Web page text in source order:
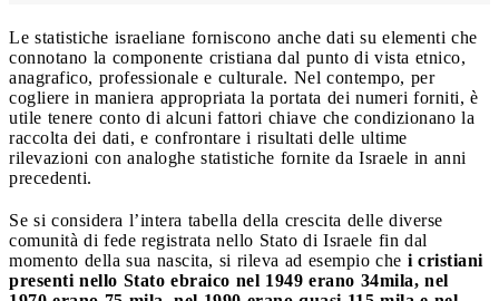
Le statistiche israeliane forniscono anche dati su elementi che
connotano la componente cristiana dal punto di vista etnico,
anagrafico, professionale e culturale. Nel contempo, per
cogliere in maniera appropriata la portata dei numeri forniti, è
utile tenere conto di alcuni fattori chiave che condizionano la
raccolta dei dati, e confrontare i risultati delle ultime
rilevazioni con analoghe statistiche fornite da Israele in anni
precedenti.
Se si considera l’intera tabella della crescita delle diverse
comunità di fede registrata nello Stato di Israele fin dal
momento della sua nascita, si rileva ad esempio che i cristiani
presenti nello Stato ebraico nel 1949 erano 34mila, nel